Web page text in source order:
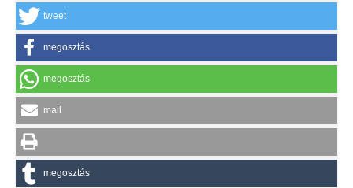
tweet
megosztás
megosztás
mail
megosztás